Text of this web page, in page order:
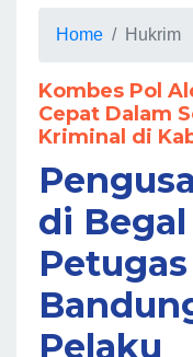
Home Hukrim
Kombes Pol
Cepat Dalam
Kriminal di
di
Pelaku